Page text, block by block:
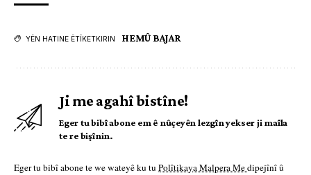
YÊN HATINE ÊTÎKETKIRIN HEMÛ BAJAR
Ji me agahî bistîne!
Eger tu bibî abone em ê nûçeyên lezgîn yekser ji maîla
te re bişînin.
Eger tu bibî abone te we wateyê ku tu Polîtikaya Malpera Medipejînî û